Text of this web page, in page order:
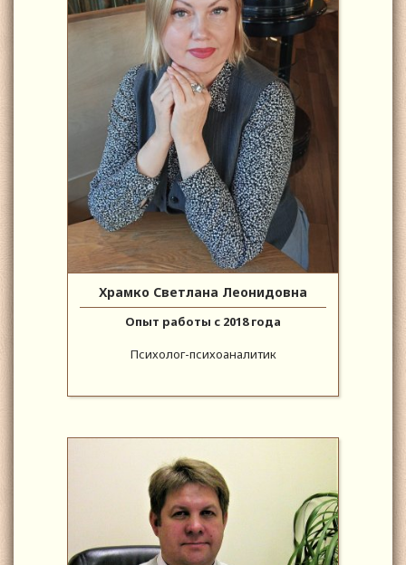
Храмко Светлана Леонидовна
Опыт работы с 2018 года
Психолог-психоаналитик